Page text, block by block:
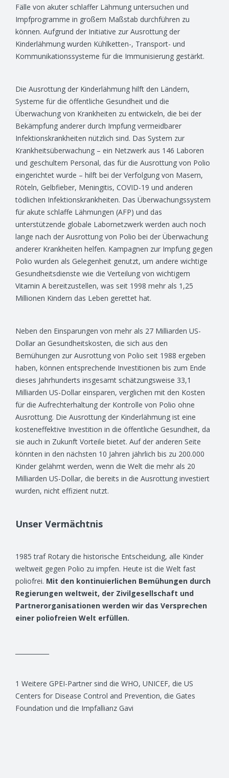
Fälle von akuter schlaffer Lähmung untersuchen und
Impfprogramme in großem Maßstab durchführen zu
können. Aufgrund der Initiative zur Ausrottung der
Kinderlähmung wurden Kühlketten-, Transport- und
Kommunikationssysteme für die Immunisierung gestärkt.
Die Ausrottung der Kinderlähmung hilft den Ländern,
Systeme für die öffentliche Gesundheit und die
Überwachung von Krankheiten zu entwickeln, die bei der
Bekämpfung anderer durch Impfung vermeidbarer
Infektionskrankheiten nützlich sind. Das System zur
Krankheitsüberwachung – ein Netzwerk aus 146 Laboren
und geschultem Personal, das für die Ausrottung von Polio
eingerichtet wurde – hilft bei der Verfolgung von Masern,
Röteln, Gelbfieber, Meningitis, COVID-19 und anderen
tödlichen Infektionskrankheiten. Das Überwachungssystem
für akute schlaffe Lähmungen (AFP) und das
unterstützende globale Labornetzwerk werden auch noch
lange nach der Ausrottung von Polio bei der Überwachung
anderer Krankheiten helfen. Kampagnen zur Impfung gegen
Polio wurden als Gelegenheit genutzt, um andere wichtige
Gesundheitsdienste wie die Verteilung von wichtigem
Vitamin A bereitzustellen, was seit 1998 mehr als 1,25
Millionen Kindern das Leben gerettet hat.
Neben den Einsparungen von mehr als 27 Milliarden US-
Dollar an Gesundheitskosten, die sich aus den
Bemühungen zur Ausrottung von Polio seit 1988 ergeben
haben, können entsprechende Investitionen bis zum Ende
dieses Jahrhunderts insgesamt schätzungsweise 33,1
Milliarden US-Dollar einsparen, verglichen mit den Kosten
für die Aufrechterhaltung der Kontrolle von Polio ohne
Ausrottung. Die Ausrottung der Kinderlähmung ist eine
kosteneffektive Investition in die öffentliche Gesundheit, da
sie auch in Zukunft Vorteile bietet. Auf der anderen Seite
könnten in den nächsten 10 Jahren jährlich bis zu 200.000
Kinder gelähmt werden, wenn die Welt die mehr als 20
Milliarden US-Dollar, die bereits in die Ausrottung investiert
wurden, nicht effizient nutzt.
Unser Vermächtnis
1985 traf Rotary die historische Entscheidung, alle Kinder
weltweit gegen Polio zu impfen. Heute ist die Welt fast
poliofrei. Mit den kontinuierlichen Bemühungen durch
Regierungen weltweit, der Zivilgesellschaft und
Partnerorganisationen werden wir das Versprechen
einer poliofreien Welt erfüllen.
1 Weitere GPEI-Partner sind die WHO, UNICEF, die US
Centers for Disease Control and Prevention, die Gates
Foundation und die Impfallianz Gavi